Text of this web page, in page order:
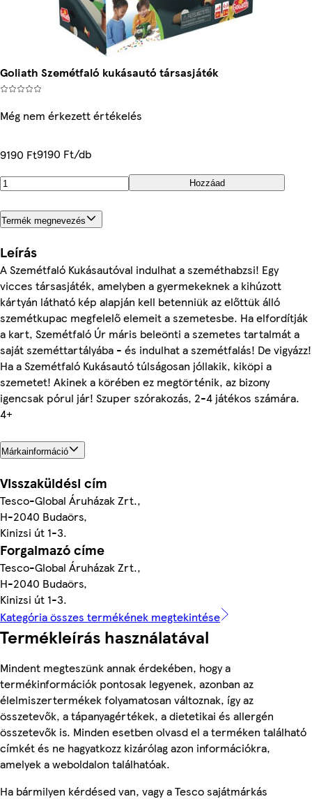
Goliath Szemétfaló kukásautó társasjáték
Még nem érkezett értékelés
9190 Ft9190 Ft/db
Hozzáad
Termék megnevezés
Leírás
A Szemétfaló Kukásautóval indulhat a szeméthabzsi! Egy
vicces társasjáték, amelyben a gyermekeknek a kihúzott
kártyán látható kép alapján kell betenniük az előttük álló
szemétkupac megfelelő elemeit a szemetesbe. Ha elfordítják
a kart, Szemétfaló Úr máris beleönti a szemetes tartalmát a
saját szeméttartályába - és indulhat a szemétfalás! De vigyázz!
Ha a Szemétfaló Kukásautó túlságosan jóllakik, kiköpi a
szemetet! Akinek a körében ez megtörténik, az bizony
igencsak pórul jár! Szuper szórakozás, 2-4 játékos számára.
4+
Márkainformáció
Visszaküldési cím
Tesco-Global Áruházak Zrt.,
H-2040 Budaörs,
Kinizsi út 1-3.
Forgalmazó címe
Tesco-Global Áruházak Zrt.,
H-2040 Budaörs,
Kinizsi út 1-3.
Kategória összes termékének megtekintése
Termékleírás használatával
Mindent megteszünk annak érdekében, hogy a
termékinformációk pontosak legyenek, azonban az
élelmiszertermékek folyamatosan változnak, így az
összetevők, a tápanyagértékek, a dietetikai és allergén
összetevők is. Minden esetben olvasd el a terméken található
címkét és ne hagyatkozz kizárólag azon információkra,
amelyek a weboldalon találhatóak.
Ha bármilyen kérdésed van, vagy a Tesco sajátmárkás